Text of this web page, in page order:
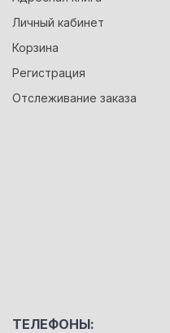
Личный кабинет
Корзина
Регистрация
Отслеживание заказа
ТЕЛЕФОНЫ: